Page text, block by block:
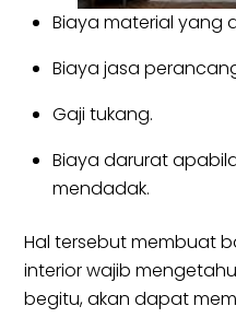
Biaya material yang
Biaya jasa
Gaji tukang.
Biaya darurat
mendadak.
Hal tersebut membuat
interior wajib
begitu, akan dapat